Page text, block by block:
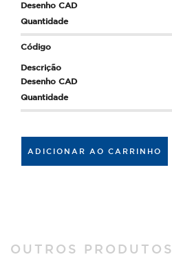
ADICIONAR AO CARRINHO
OUTROS PRODUTOS